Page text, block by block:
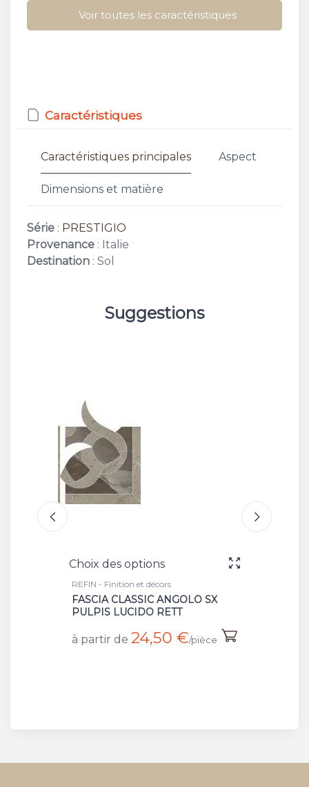
Voir toutes les caractéristiques
Caractéristiques
Caractéristiques principales Aspect
Dimensions et matière
Série : PRESTIGIO
Provenance : Italie
Destination : Sol
Suggestions
Choix des options
REFIN - Finition et décors
FASCIA CLASSIC ANGOLO SX
PULPIS LUCIDO RETT
à partir de 24,50 €/pièce